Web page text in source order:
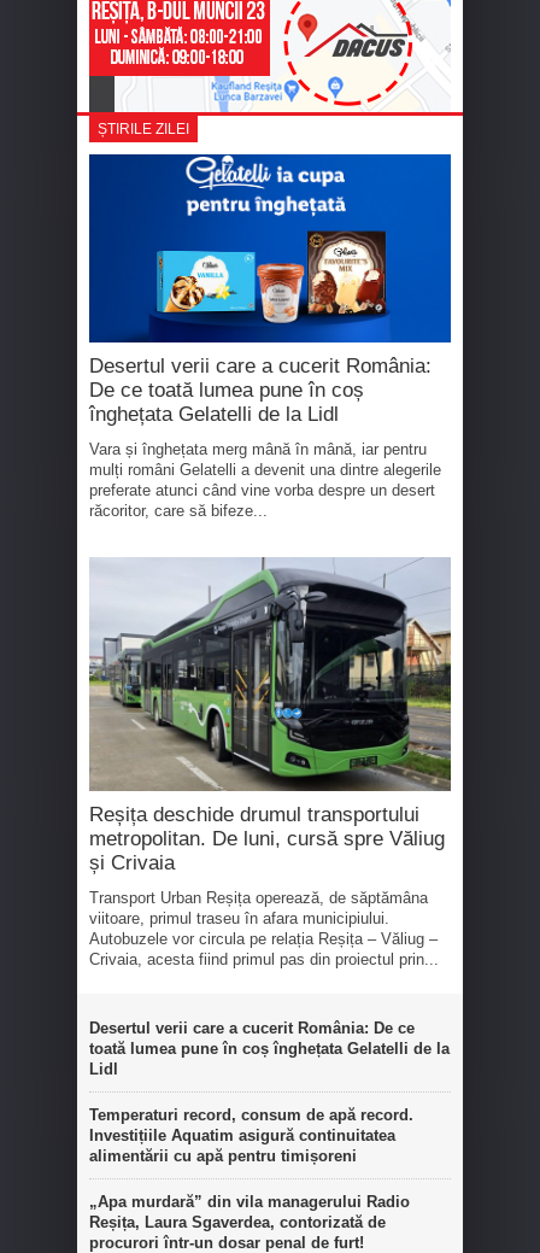
ȘTIRILE ZILEI
Desertul verii care a cucerit România:
De ce toată lumea pune în coș
înghețata Gelatelli de la Lidl
Vara și înghețata merg mână în mână, iar pentru
mulți români Gelatelli a devenit una dintre alegerile
preferate atunci când vine vorba despre un desert
răcoritor, care să bifeze...
Reșița deschide drumul transportului
metropolitan. De luni, cursă spre Văliug
și Crivaia
Transport Urban Reșița operează, de săptămâna
viitoare, primul traseu în afara municipiului.
Autobuzele vor circula pe relația Reșița – Văliug –
Crivaia, acesta fiind primul pas din proiectul prin...
Desertul verii care a cucerit România: De ce
toată lumea pune în coș înghețata Gelatelli de la
Lidl
Temperaturi record, consum de apă record.
Investițiile Aquatim asigură continuitatea
alimentării cu apă pentru timișoreni
„Apa murdară” din vila managerului Radio
Reșița, Laura Sgaverdea, contorizată de
procurori într-un dosar penal de furt!